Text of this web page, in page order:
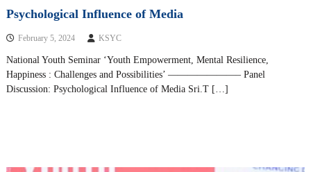
Psychological Influence of Media
February 5, 2024 KSYC
National Youth Seminar ‘Youth Empowerment, Mental Resilience,
Happiness : Challenges and Possibilities’ ———————– Panel
Discussion: Psychological Influence of Media Sri.T […]